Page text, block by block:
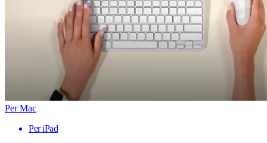
Per Mac
Per iPad